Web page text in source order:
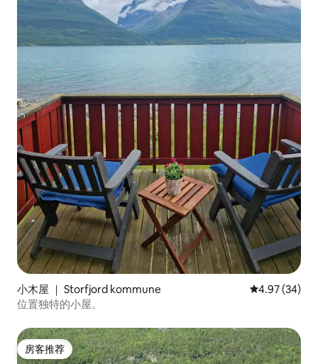
小木屋 ｜ Storfjord kommune 平均评分
4.97 (34)
位置独特的小屋。
房客推荐
房客推荐